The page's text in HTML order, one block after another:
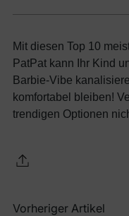
Mit diesen Top 10
PatPat kann Ihr Kind
Barbie-Vibe
komfortabel bleiben!
trendigen Optionen
Vorheriger Artikel